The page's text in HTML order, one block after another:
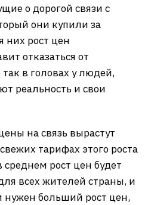
о дорогой связи с
они купили за
них рост цен
отказаться от
так в головах у людей,
реальность и свои
на связь вырастут
тарифах этого роста
среднем рост цен будет
всех жителей страны, и
нужен больший рост цен,